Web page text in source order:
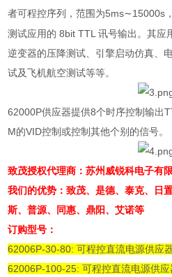
者可程控序列，范围为5ms∼15000s
测试应用的 8bit TTL讯号输出。其应
逆变器的压降测试、引擎启动仿真、
试及飞机航空测试等等。
62000P供应器提供8个时序控制输出
M的VID控制或控制其他个别的信号。
致茂授权代理商：苏州威锐科电子有
我们的优势：致茂、是德、泰克、日
斯、普源、同惠、鼎阳、艾诺等
订购型号：
62006P-30-80: 可程控直流电源供应
62006P-100-25: 可程控直流电源供